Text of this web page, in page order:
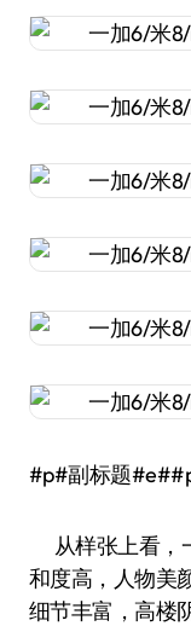
#p#副标题
从样张上看，
和度高，人物美
细节丰富，高楼